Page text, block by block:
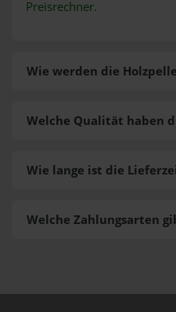
Preisrechner.
Wie werden die
Welche Zahlungsarten
Welche Qualität haben
Wie lange ist die